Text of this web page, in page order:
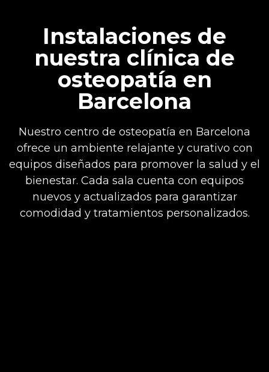
Instalaciones de
nuestra clínica de
osteopatía en
Barcelona
Nuestro centro de osteopatía en Barcelona
ofrece un ambiente relajante y curativo con
equipos diseñados para promover la salud y el
bienestar. Cada sala cuenta con equipos
nuevos y actualizados para garantizar
comodidad y tratamientos personalizados.